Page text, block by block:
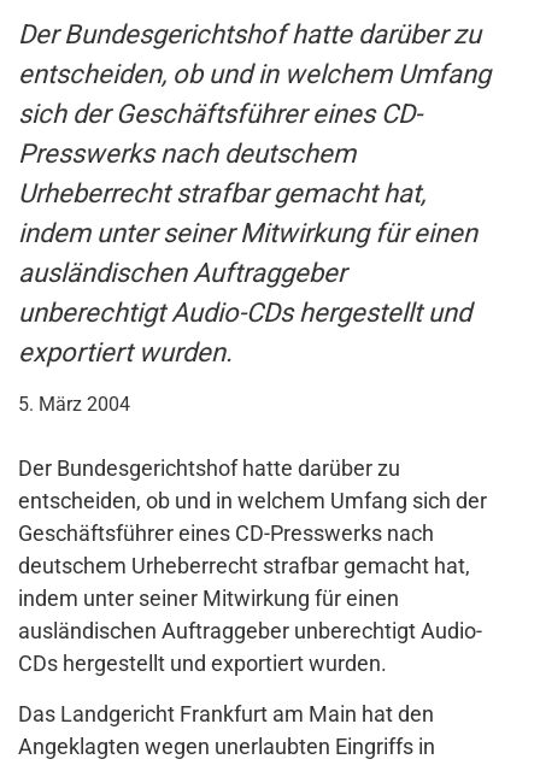
Der Bundesgerichtshof hatte darüber zu
entscheiden, ob und in welchem Umfang
sich der Geschäftsführer eines CD-
Presswerks nach deutschem
Urheberrecht strafbar gemacht hat,
indem unter seiner Mitwirkung für einen
ausländischen Auftraggeber
unberechtigt Audio-CDs hergestellt und
exportiert wurden.
5. März 2004
Der Bundesgerichtshof hatte darüber zu
entscheiden, ob und in welchem Umfang sich der
Geschäftsführer eines CD-Presswerks nach
deutschem Urheberrecht strafbar gemacht hat,
indem unter seiner Mitwirkung für einen
ausländischen Auftraggeber unberechtigt Audio-
CDs hergestellt und exportiert wurden.
Das Landgericht Frankfurt am Main hat den
Angeklagten wegen unerlaubten Eingriffs in